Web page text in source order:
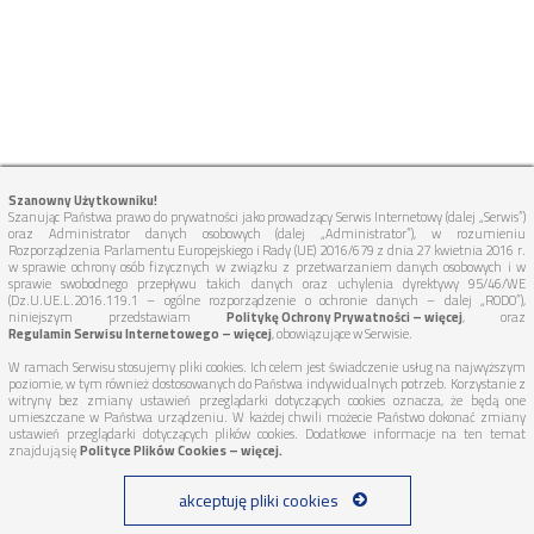
Szanowny Użytkowniku!
Szanując Państwa prawo do prywatności jako prowadzący Serwis Internetowy (dalej „Serwis”)
oraz Administrator danych osobowych (dalej „Administrator”), w rozumieniu
Rozporządzenia Parlamentu Europejskiego i Rady (UE) 2016/679 z dnia 27 kwietnia 2016 r.
w sprawie ochrony osób fizycznych w związku z przetwarzaniem danych osobowych i w
sprawie swobodnego przepływu takich danych oraz uchylenia dyrektywy 95/46/WE
(Dz.U.UE.L.2016.119.1 – ogólne rozporządzenie o ochronie danych – dalej „RODO”),
niniejszym przedstawiam Politykę Ochrony Prywatności – więcej, oraz
Regulamin Serwisu Internetowego – więcej, obowiązujące w Serwisie.
W ramach Serwisu stosujemy pliki cookies. Ich celem jest świadczenie usług na najwyższym
poziomie, w tym również dostosowanych do Państwa indywidualnych potrzeb. Korzystanie z
witryny bez zmiany ustawień przeglądarki dotyczących cookies oznacza, że będą one
umieszczane w Państwa urządzeniu. W każdej chwili możecie Państwo dokonać zmiany
ustawień przeglądarki dotyczących plików cookies. Dodatkowe informacje na ten temat
znajdują sięPolityce Plików Cookies – więcej.
akceptuję pliki cookies